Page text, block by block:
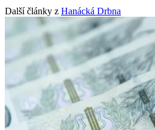
Další články z Hanácká Drbna